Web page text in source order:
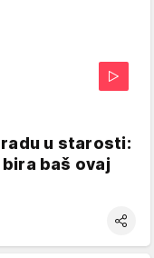
u starosti:
baš ovaj